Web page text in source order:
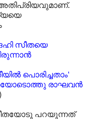
അതിപ്രിയവുമാണ്.
സീതയെ
പൊരിച്ചതാം‘
രാഘവൻ
പറയുന്നത്